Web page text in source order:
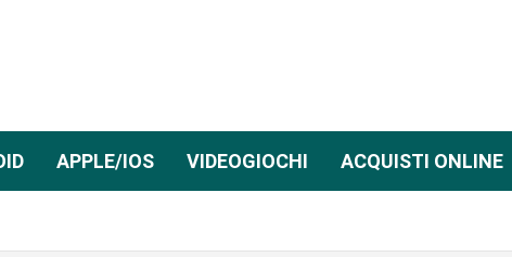
APPLE/IOS VIDEOGIOCHI ACQUISTI ONLINE